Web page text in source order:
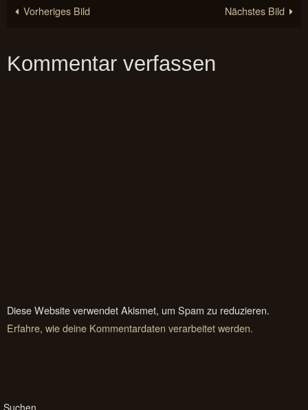
Vorheriges Bild Nächstes Bild
Kommentar verfassen
Diese Website verwendet Akismet, um Spam zu reduzieren.
Erfahre, wie deine Kommentardaten verarbeitet werden.